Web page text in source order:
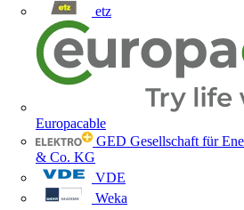
etz
Europacable
GED Gesellschaft für
& Co. KG
VDE
Weka